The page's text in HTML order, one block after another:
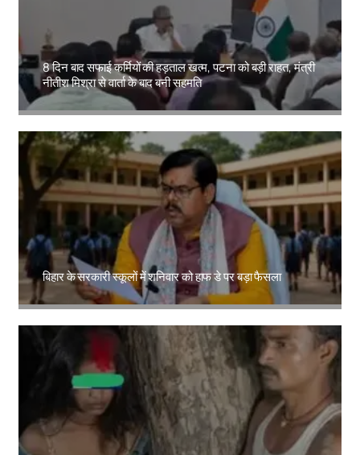
8 दिन बाद सफाई कर्मियों की हड़ताल खत्म, पटना को बड़ी राहत, मंत्री
नीतीश मिश्रा से वार्ता के बाद बनी सहमति
बिहार के सरकारी स्कूलों में शनिवार को हाफ डे पर बड़ा फैसला
Amit Lekh